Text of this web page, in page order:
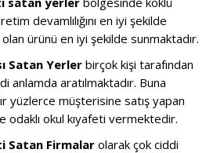
devamlılığını en iyi şekilde
olan ürünü en iyi şekilde sunmaktadır.
Satan Yerler birçok kişi tarafından
anlamda aratılmaktadır. Buna
yüzlerce müşterisine satış yapan
odaklı okul kıyafeti vermektedir.
Satan Firmalar olarak çok ciddi